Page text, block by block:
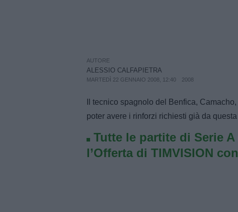
AUTORE
ALESSIO CALFAPIETRA
MARTEDÌ 22 GENNAIO 2008, 12:40 2008
Il tecnico spagnolo del Benfica,
poter avere i rinforzi richiesti già da
Tutte le partite di Serie
l’Offerta di TIMVISION